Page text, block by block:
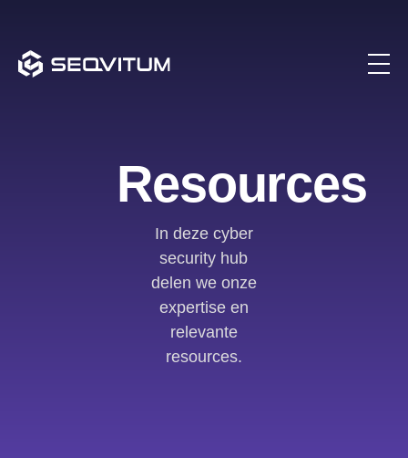
Resources
In deze cyber
security hub
delen we onze
expertise en
relevante
resources.